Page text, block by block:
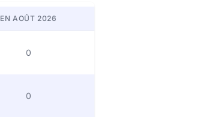
EN AOÛT 2026
0
0